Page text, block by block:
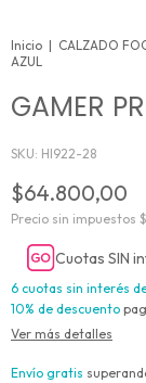
Inicio | CALZADO
AZUL
GAMER
SKU: HI922-28
$64.800,00
Precio sin impuestos
Cuotas SIN
6 cuotas sin interés
10% de descuento
Ver más detalles
Envío gratis